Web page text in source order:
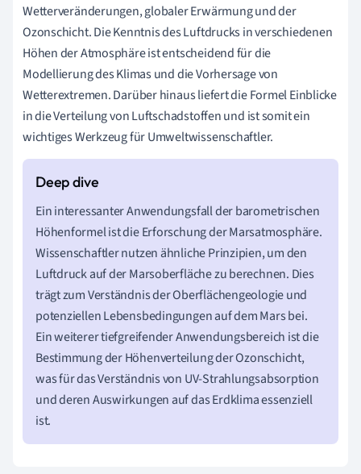
Wetterveränderungen, globaler Erwärmung und der
Ozonschicht. Die Kenntnis des Luftdrucks in verschiedenen
Höhen der Atmosphäre ist entscheidend für die
Modellierung des Klimas und die Vorhersage von
Wetterextremen. Darüber hinaus liefert die Formel Einblicke
in die Verteilung von Luftschadstoffen und ist somit ein
wichtiges Werkzeug für Umweltwissenschaftler.
Ein interessanter Anwendungsfall der barometrischen
Höhenformel ist die Erforschung der Marsatmosphäre.
Wissenschaftler nutzen ähnliche Prinzipien, um den
Luftdruck auf der Marsoberfläche zu berechnen. Dies
trägt zum Verständnis der Oberflächengeologie und
potenziellen Lebensbedingungen auf dem Mars bei.
Ein weiterer tiefgreifender Anwendungsbereich ist die
Bestimmung der Höhenverteilung der Ozonschicht,
was für das Verständnis von UV-Strahlungsabsorption
und deren Auswirkungen auf das Erdklima essenziell
ist.